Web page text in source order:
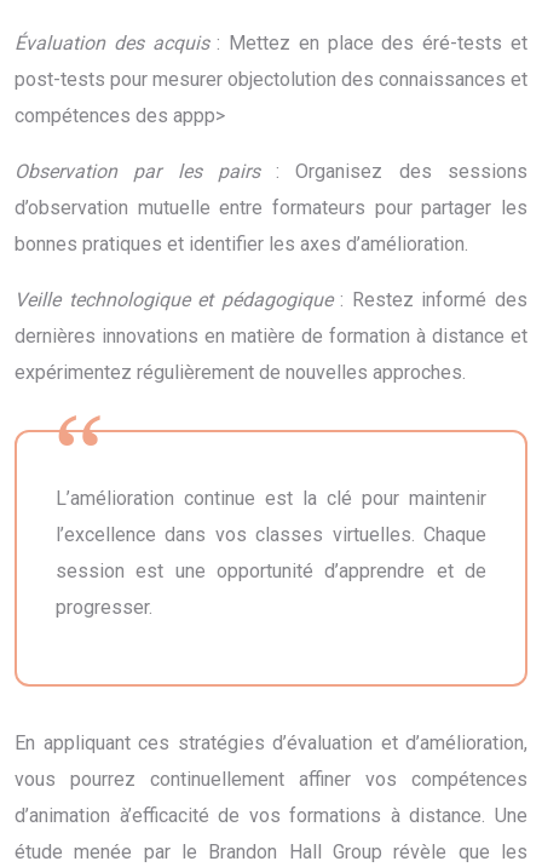
Évaluation des acquis: Mettez en place des éré-tests et
post-tests pour mesurer objectolution des connaissances et
compétences des appp>
Observation par les pairs: Organisez des sessions
d’observation mutuelle entre formateurs pour partager les
bonnes pratiques et identifier les axes d’amélioration.
Veille technologique et pédagogique: Restez informé des
dernières innovations en matière de formation à distance et
expérimentez régulièrement de nouvelles approches.
L’amélioration continue est la clé pour maintenir
l’excellence dans vos classes virtuelles. Chaque
session est une opportunité d’apprendre et de
progresser.
En appliquant ces stratégies d’évaluation et d’amélioration,
vous pourrez continuellement affiner vos compétences
d’animation à’efficacité de vos formations à distance. Une
étude menée par le Brandon Hall Group révèle que les